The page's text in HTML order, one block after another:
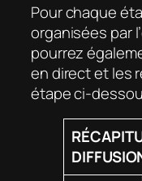
Pour chaque
organisées par
pourrez
en direct et les
étape ci-